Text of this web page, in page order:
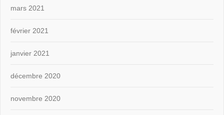
mars 2021
février 2021
janvier 2021
décembre 2020
novembre 2020